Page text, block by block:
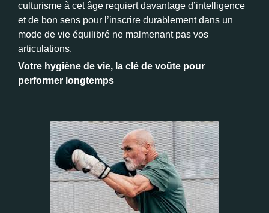
culturisme à cet âge requiert davantage d’intelligence
et de bon sens pour l’inscrire durablement dans un
mode de vie équilibré ne malmenant pas vos
articulations.
Votre hygiène de vie, la clé de voûte pour
performer longtemps